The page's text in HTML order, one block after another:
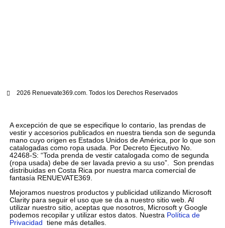
2026 Renuevate369.com. Todos los Derechos Reservados
A excepción de que se especifique lo contario, las prendas de
vestir y accesorios publicados en nuestra tienda son de segunda
mano cuyo origen es Estados Unidos de América, por lo que son
catalogadas como ropa usada. Por Decreto Ejecutivo No.
42468-S: “Toda prenda de vestir catalogada como de segunda
(ropa usada) debe de ser lavada previo a su uso”. Son prendas
distribuidas en Costa Rica por nuestra marca comercial de
fantasía RENUEVATE369.
Mejoramos nuestros productos y publicidad utilizando Microsoft
Clarity para seguir el uso que se da a nuestro sitio web. Al
utilizar nuestro sitio, aceptas que nosotros, Microsoft y Google
podemos recopilar y utilizar estos datos. Nuestra Política de
Privacidad tiene más detalles.